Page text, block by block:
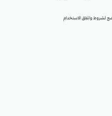
لشروط واتفاق الاستخدام